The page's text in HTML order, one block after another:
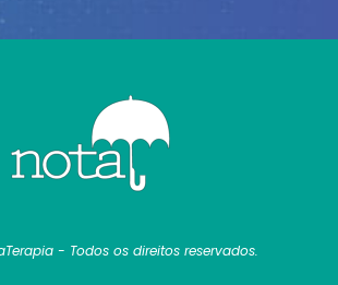
- Todos os direitos reservados.